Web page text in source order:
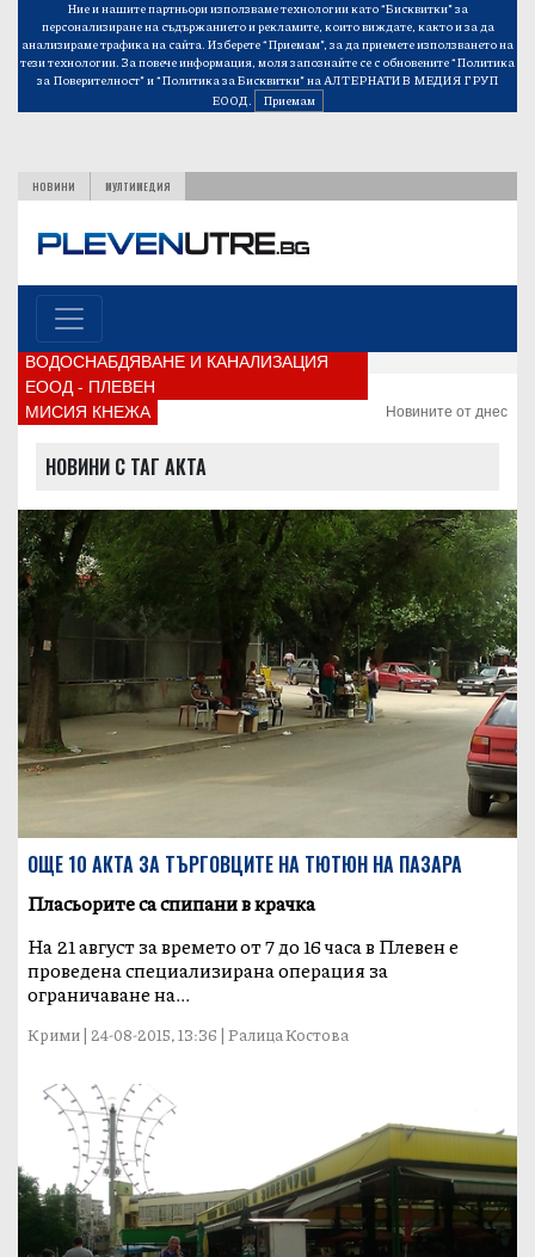
Ние и нашите партньори използваме технологии като “Бисквитки” за
персонализиране на съдържанието и рекламите, които виждате, както и за да
анализираме трафика на сайта. Изберете “Приемам”, за да приемете използването на
тези технологии. За повече информация, моля запознайте се с обновените“Политика
за Поверителност”и“Политика за Бисквитки”на АЛТЕРНАТИВ МЕДИЯ ГРУП
ЕООД.
Приемам
НОВИНИ МУЛТИМЕДИЯ
ВОДОСНАБДЯВАНЕ И КАНАЛИЗАЦИЯ
ЕООД - ПЛЕВЕН
МИСИЯ КНЕЖА
Новините от днес
НОВИНИ С ТАГ АКТА
ОЩЕ 10 АКТА ЗА ТЪРГОВЦИТЕ НА ТЮТЮН НА ПАЗАРА
Пласьорите са спипани в крачка
На 21 август за времето от 7 до 16 часа в Плевен е
проведена специализирана операция за
ограничаване на...
Крими | 24-08-2015, 13:36 | Ралица Костова